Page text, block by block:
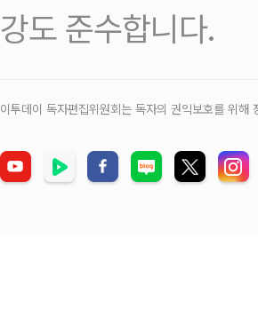
강도 준수합니다.
이투데이 독자편집위원회는 독자의 권익보호를 위해